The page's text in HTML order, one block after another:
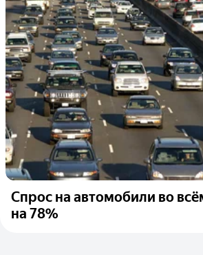
Спрос на автомобили во
на 78%